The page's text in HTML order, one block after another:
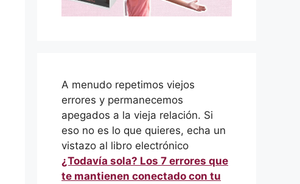
A menudo repetimos viejos
errores y permanecemos
apegados a la vieja relación. Si
eso no es lo que quieres, echa un
vistazo al libro electrónico
¿Todavía sola? Los 7 errores que
te mantienen conectado con tu